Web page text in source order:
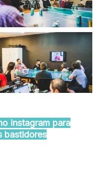
Instagram para
bastidores